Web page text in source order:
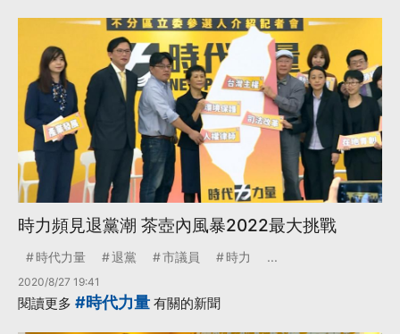
時力頻見退黨潮 茶壺內風暴2022最大挑戰
時代力量 退黨 市議員 時力 ...
2020/8/27 19:41
閱讀更多 #時代力量 有關的新聞